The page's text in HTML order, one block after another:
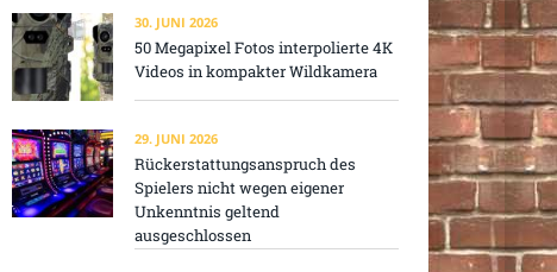
30. JUNI 2026
50 Megapixel Fotos interpolierte 4K
Videos in kompakter Wildkamera
29. JUNI 2026
Rückerstattungsanspruch des
Spielers nicht wegen eigener
Unkenntnis geltend
ausgeschlossen